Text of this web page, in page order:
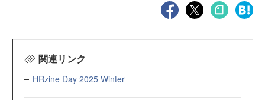
関連リンク
HRzine Day 2025 Winter